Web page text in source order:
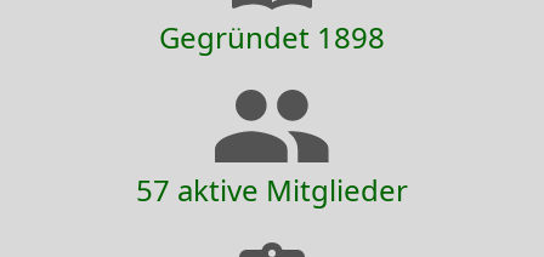
Gegründet 1898
57 aktive Mitglieder